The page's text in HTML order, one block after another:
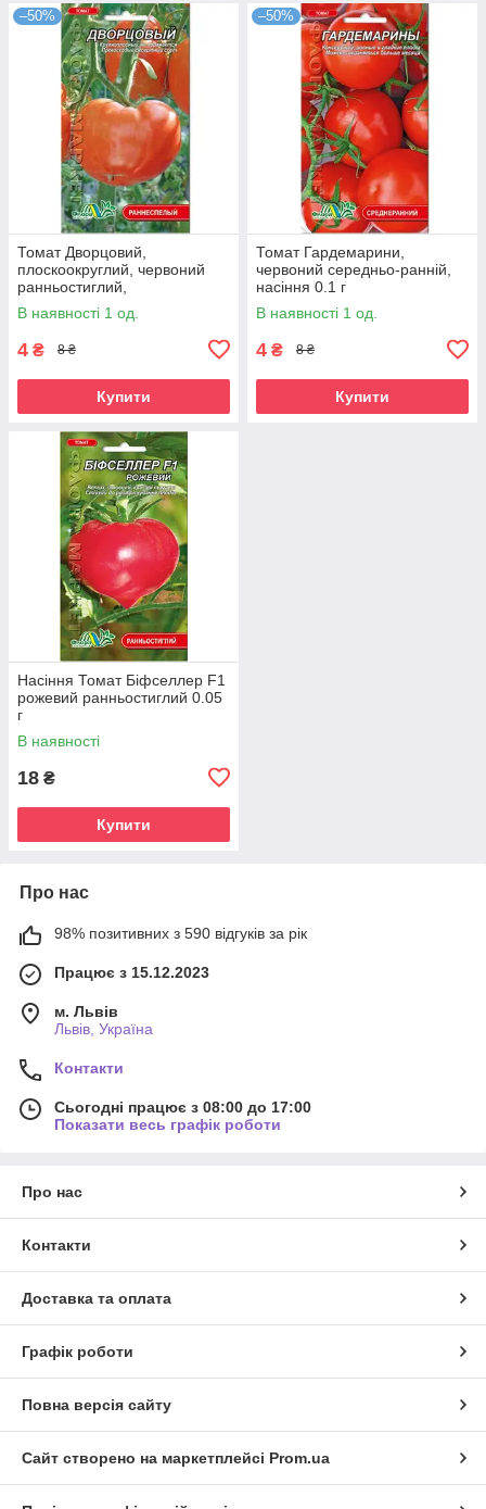
–50%
Томат Дворцовий,
плоскоокруглий, червоний
ранньостиглий,
середньорослий,
універсальний, насіння 0.1г
В наявності 1 од.
4 ₴ 8 ₴
Купити
–50%
Томат Гардемарини,
червоний середньо-ранній,
насіння 0.1 г
В наявності 1 од.
4 ₴ 8 ₴
Купити
Насіння Томат Біфселлер F1
рожевий ранньостиглий 0.05
г
В наявності
18 ₴
Купити
Про нас
98% позитивних з 590 відгуків за рік
Працює з 15.12.2023
м. Львів
Львів, Україна
Контакти
Сьогодні працює з 08:00 до 17:00
Показати весь графік роботи
Про нас
Контакти
Доставка та оплата
Графік роботи
Повна версія сайту
Сайт створено на маркетплейсі Prom.ua